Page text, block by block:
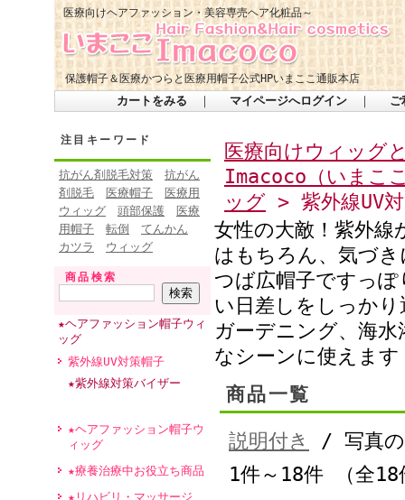
保護帽子＆医療かつらと医療用帽子公式HPいまここ通販本店
医療向けヘアファッション・美容専売ヘア化粧品～
カートをみる ｜ マイページへログイン ｜ ご
注目キーワード
抗がん剤脱毛対策
抗がん
剤脱毛
医療帽子
医療用
ウィッグ
頭部保護
医療
用帽子
転倒
てんかん
カツラ
ウィッグ
商品検索
★ヘアファッション帽子ウィ
ッグ
紫外線UV対策帽子
★紫外線対策バイザー
★ヘアファッション帽子ウ
ィッグ
★療養治療中お役立ち商品
★リハビリ・マッサージ
医療向けウィッグ
Imacoco（いまこ
ッグ > 紫外線UV
女性の大敵！紫外線
はもちろん、気づ
つば広帽子ですっ
い日差しをしっか
ガーデニング、海
なシーンに使えます
商品一覧
説明付き
/ 写真
1件～18件 （全18